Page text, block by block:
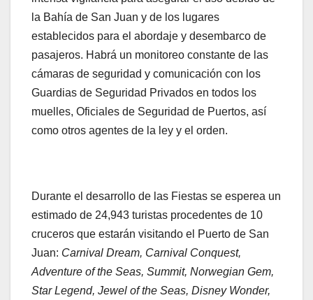
la Bahía de San Juan y de los lugares
establecidos para el abordaje y desembarco de
pasajeros. Habrá un monitoreo constante de las
cámaras de seguridad y comunicación con los
Guardias de Seguridad Privados en todos los
muelles, Oficiales de Seguridad de Puertos, así
como otros agentes de la ley y el orden.
Durante el desarrollo de las Fiestas se esperea un
estimado de 24,943 turistas procedentes de 10
cruceros que estarán visitando el Puerto de San
Juan: Carnival Dream, Carnival Conquest,
Adventure of the Seas, Summit, Norwegian Gem,
Star Legend, Jewel of the Seas, Disney Wonder,